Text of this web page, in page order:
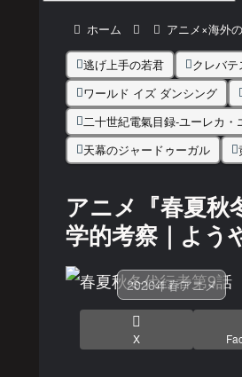
ホーム アニメ×海外
逃げ上手の若君 クレバ
ワールド イズ ダンシング
二十世紀電氣目録-ユーレカ・
天幕のジャードゥーガル
アニメ『春夏秋
学的考察｜よう
2026年春アニメ
X